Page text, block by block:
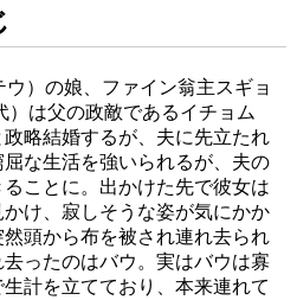
）の娘、ファイン翁主スギョ
）は父の政敵であるイチョム
政略結婚するが、夫に先立たれ
な生活を強いられるが、夫の
ことに。出かけた先で彼女は
け、寂しそうな姿が気にかか
頭から布を被され連れ去られ
ったのはバウ。実はバウは寡
計を立てており、本来連れて